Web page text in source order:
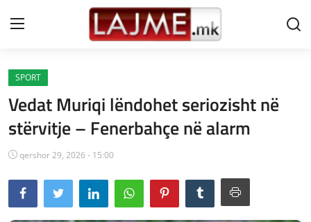
Shtëpi
LAJME MAQEDONI
SHQIPERI
KOSOVA
LAJME NGA BOTA
SPORT
Vedat Muriqi lëndohet seriozisht në
stërvitje – Fenerbahçe në alarm
qershor 29, 2026 - 15:00